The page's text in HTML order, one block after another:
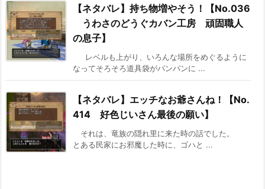
【ネタバレ】持ち物増やそう！【No.036
うわさのどうぐカバン工房 頑固職人
の息子】
レベルも上がり、いろんな場所をめぐるように
なってそろそろ道具袋がパンパンに ...
【ネタバレ】エッチなお爺さんね！【No.
414 好色じいさん最後の願い】
それは、竜族の隠れ里に来た時の話でした。
とある民家にお邪魔した時に、ゴハと ...